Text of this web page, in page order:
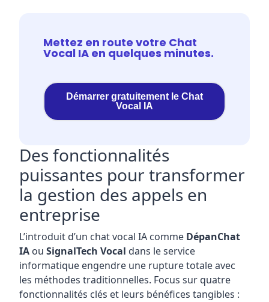
Mettez en route votre Chat
Vocal IA en quelques minutes.
Démarrer gratuitement le Chat
Vocal IA
Des fonctionnalités
puissantes pour transformer
la gestion des appels en
entreprise
L’introduit d’un chat vocal IA comme DépanChat
IA ou SignalTech Vocal dans le service
informatique engendre une rupture totale avec
les méthodes traditionnelles. Focus sur quatre
fonctionnalités clés et leurs bénéfices tangibles :